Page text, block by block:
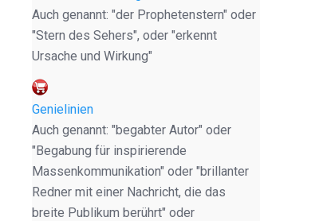
Auch genannt: "der Prophetenstern" oder
"Stern des Sehers", oder "erkennt
Ursache und Wirkung"
Genielinien
Auch genannt: "begabter Autor" oder
"Begabung für inspirierende
Massenkommunikation" oder "brillanter
Redner mit einer Nachricht, die das
breite Publikum berührt" oder